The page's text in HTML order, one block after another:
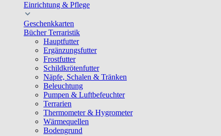
Einrichtung & Pflege
Geschenkkarten
Bücher Terraristik
Hauptfutter
Ergänzungsfutter
Frostfutter
Schildkrötenfutter
Näpfe, Schalen & Tränken
Beleuchtung
Pumpen & Luftbefeuchter
Terrarien
Thermometer & Hygrometer
Wärmequellen
Bodengrund